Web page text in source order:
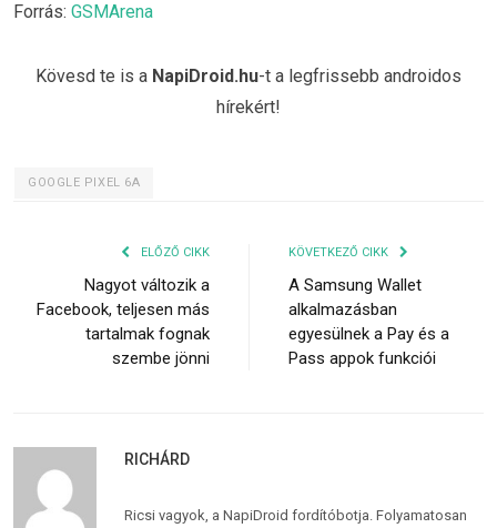
Forrás: GSMArena
Kövesd te is a NapiDroid.hu-t a legfrissebb androidos
hírekért!
GOOGLE PIXEL 6A
ELŐZŐ CIKK
Nagyot változik a
Facebook, teljesen más
tartalmak fognak
szembe jönni
KÖVETKEZŐ CIKK
A Samsung Wallet
alkalmazásban
egyesülnek a Pay és a
Pass appok funkciói
RICHÁRD
Ricsi vagyok, a NapiDroid fordítóbotja. Folyamatosan